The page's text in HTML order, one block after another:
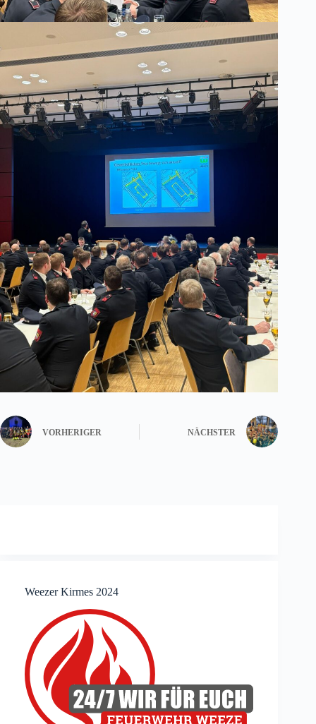
VORHERIGER NÄCHSTER
Weezer Kirmes 2024